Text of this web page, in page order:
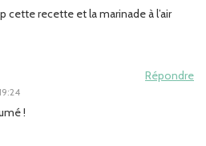
cette recette et la marinade à l’air
Répondre
!